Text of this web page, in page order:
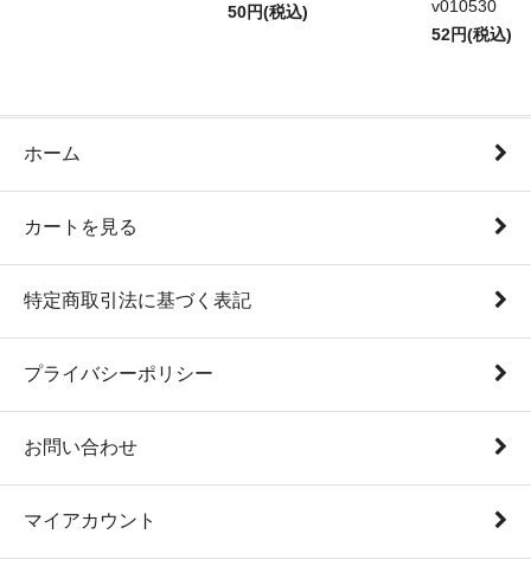
50円(税込)
v010530
52円(税込)
ホーム
カートを見る
特定商取引法に基づく表記
プライバシーポリシー
お問い合わせ
マイアカウント